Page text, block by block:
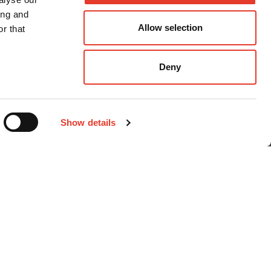
and
that
Show details
Allow selection
Deny